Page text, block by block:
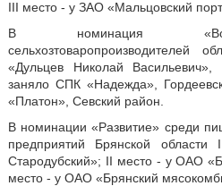
III место - у ЗАО «Мальцовский
В номинация
«Дульцев Николай
заняло СПК «Надежда»,
«Платон», Севский район.
В номинации «Развитие» среди
предприятий Брянской
Стародубский»; II место - у ОАО
место - у ОАО «Брянский